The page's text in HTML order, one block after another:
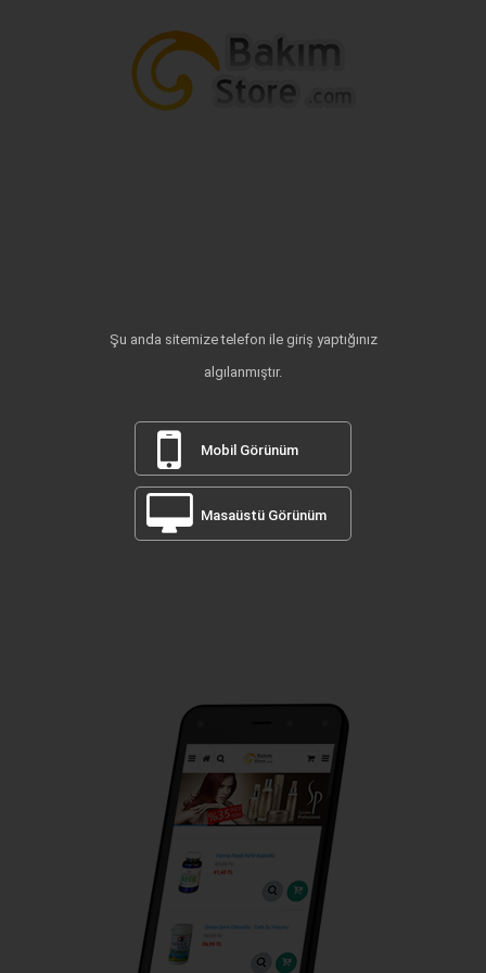
Şu anda sitemize telefon ile giriş yaptığınız
algılanmıştır.
Mobil Görünüm
Masaüstü Görünüm